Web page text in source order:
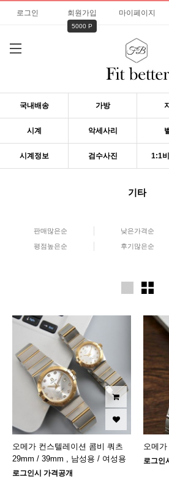
로그인 회원가입
5000 P
마이페이지
국내배송 가방
시계 악세사리
시계정보 검수사진 1:1
기타
판매많은순 낮은가격순
평점높은순 후기많은순
오메가 컨스텔레이션 콤비 쿼츠
29mm / 39mm , 남성용 / 여성용
로그인시 가격공개
오메
로그인